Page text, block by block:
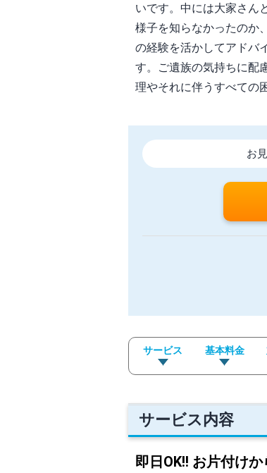
いです。中には大家さん
様子を知らなかったのか
の経験を活かしてアドバ
す。ご遺族の気持ちに配
理やそれに伴うすべての
お
サービス 基本料金
サービス内容
即日OK!! お片付け